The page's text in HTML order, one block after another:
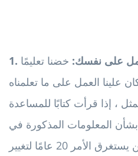
على نفسك: خضنا تعليمًا
، ثم كان علينا العمل على ما تعلمناه
، إذا قرأت كتابًا للمساعدة
بشأن المعلومات المذكورة في
تلك الكتب. صدقني؛ لن يستغرق الأمر 20 عامًا لتغيير